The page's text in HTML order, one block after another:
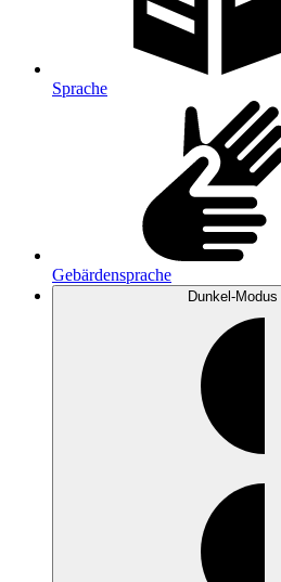
Sprache
Gebärdensprache
Dunkel-Modus